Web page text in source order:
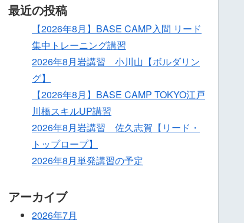
最近の投稿
【2026年8月】BASE CAMP入間 リード
集中トレーニング講習
2026年8月岩講習 小川山【ボルダリン
グ】
【2026年8月】BASE CAMP TOKYO江戸
川橋スキルUP講習
2026年8月岩講習 佐久志賀【リード・
トップロープ】
2026年8月単発講習の予定
アーカイブ
2026年7月